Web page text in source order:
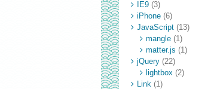
IE9(3)
iPhone(6)
JavaScript(13)
mangle(1)
matter.js (1)
jQuery(22)
lightbox (2)
Link (1)